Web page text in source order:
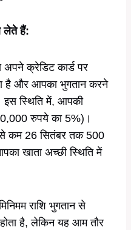
लेते हैं:
क्रेडिट कार्ड पर
है और आपका भुगतान करने
इस स्थिति में, आपकी
रुपये का 5%)।
कम 26 सितंबर तक 500
खाता अच्छी स्थिति में
राशि भुगतान से
है, लेकिन यह आम तौर